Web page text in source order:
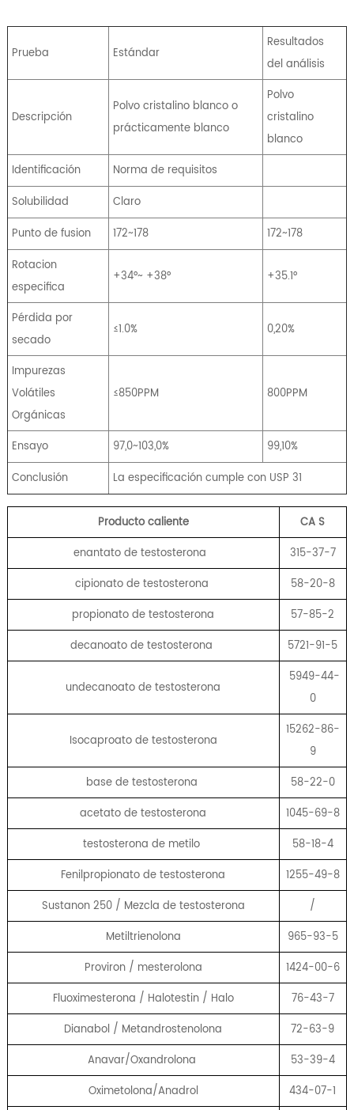
Prueba Estándar
Resultados
del análisis
Descripción
Polvo cristalino blanco o
prácticamente blanco
Polvo
cristalino
blanco
Identificación
Norma de requisitos
Solubilidad
Claro
Punto de fusion
172~178
172~178
Rotacion
especifica
+34°~ +38° +35.1°
Pérdida por
secado
≤1.0% 0,20%
Impurezas
Volátiles
Orgánicas
≤850PPM 800PPM
Ensayo 97,0~103,0%
99,10%
Conclusión
La especificación cumple con USP 31
Producto caliente CAS
enantato de testosterona
315-37-7
cipionato de testosterona
58-20-8
propionato de testosterona
57-85-2
decanoato de testosterona
5721-91-5
undecanoato de testosterona
5949-44-
0
Isocaproato de testosterona
15262-86-
9
base de testosterona
58-22-0
acetato de testosterona
1045-69-8
testosterona de metilo
58-18-4
Fenilpropionato de testosterona
1255-49-8
Sustanon 250 / Mezcla de testosterona
/
Metiltrienolona
965-93-5
Proviron / mesterolona
1424-00-6
Fluoximesterona / Halotestin / Halo
76-43-7
Dianabol / Metandrostenolona
72-63-9
Anavar/Oxandrolona
53-39-4
Oximetolona/Anadrol
434-07-1